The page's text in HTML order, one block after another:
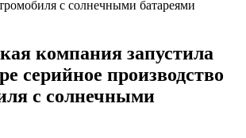
компания запустила
серийное производство
с солнечными